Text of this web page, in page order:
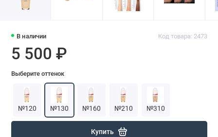
В наличии Код товара: 2473
5 500 ₽
Выберите оттенок
№120 №130 №160 №210 №310
Купить